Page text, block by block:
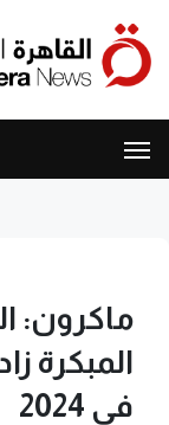
ماكرون:
المبكرة
في 2024